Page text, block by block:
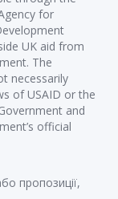
for
UK aid from
The
necessarily
of USAID or the
and
official
пропозиції,